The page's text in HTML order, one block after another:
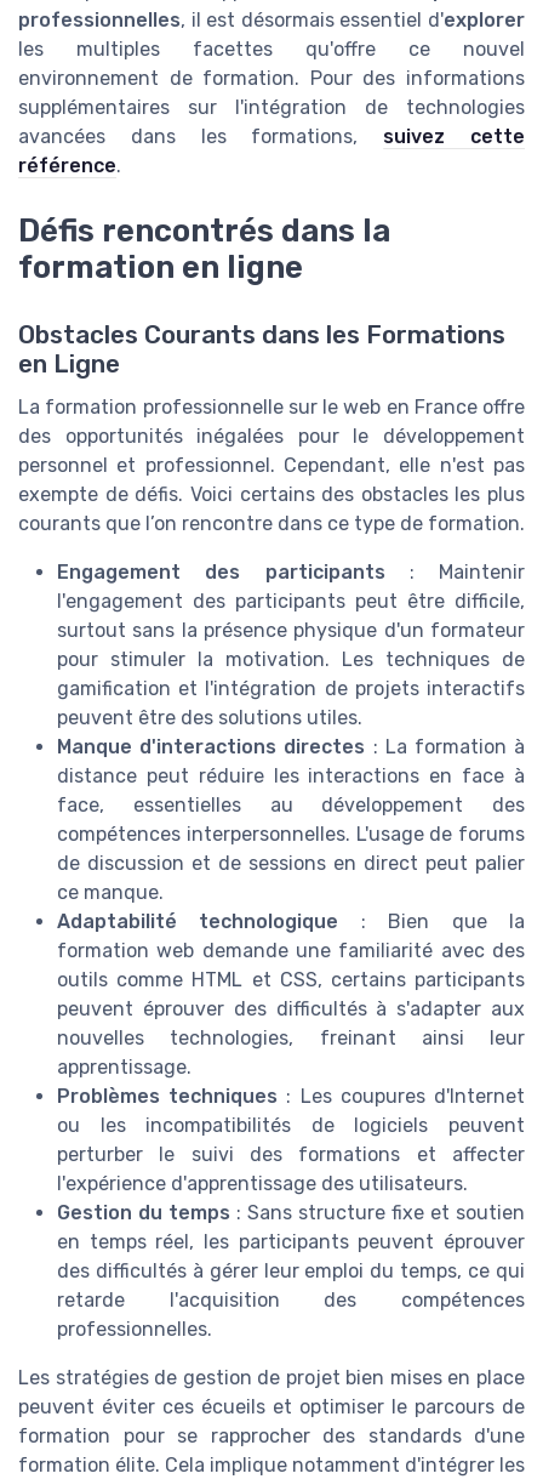
professionnelles, il est désormais essentiel d'explorer
les multiples facettes qu'offre ce nouvel
environnement de formation. Pour des informations
supplémentaires sur l'intégration de technologies
avancées dans les formations, suivez cette
référence.
Défis rencontrés dans la
formation en ligne
Obstacles Courants dans les Formations
en Ligne
La formation professionnelle sur le web en France offre
des opportunités inégalées pour le développement
personnel et professionnel. Cependant, elle n'est pas
exempte de défis. Voici certains des obstacles les plus
courants que l’on rencontre dans ce type de formation.
Engagement des participants : Maintenir
l'engagement des participants peut être difficile,
surtout sans la présence physique d'un formateur
pour stimuler la motivation. Les techniques de
gamification et l'intégration de projets interactifs
peuvent être des solutions utiles.
Manque d'interactions directes : La formation à
distance peut réduire les interactions en face à
face, essentielles au développement des
compétences interpersonnelles. L'usage de forums
de discussion et de sessions en direct peut palier
ce manque.
Adaptabilité technologique : Bien que la
formation web demande une familiarité avec des
outils comme HTML et CSS, certains participants
peuvent éprouver des difficultés à s'adapter aux
nouvelles technologies, freinant ainsi leur
apprentissage.
Problèmes techniques : Les coupures d'Internet
ou les incompatibilités de logiciels peuvent
perturber le suivi des formations et affecter
l'expérience d'apprentissage des utilisateurs.
Gestion du temps : Sans structure fixe et soutien
en temps réel, les participants peuvent éprouver
des difficultés à gérer leur emploi du temps, ce qui
retarde l'acquisition des compétences
professionnelles.
Les stratégies de gestion de projet bien mises en place
peuvent éviter ces écueils et optimiser le parcours de
formation pour se rapprocher des standards d'une
formation élite. Cela implique notamment d'intégrer les